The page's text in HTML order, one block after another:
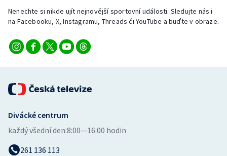
Nenechte si nikde ujít nejnovější sportovní události. Sledujte nás i
na Facebooku, X, Instagramu, Threads či YouTube a buďte v obraze.
Divácké centrum
každý všední den:8:00—16:00 hodin
261 136 113